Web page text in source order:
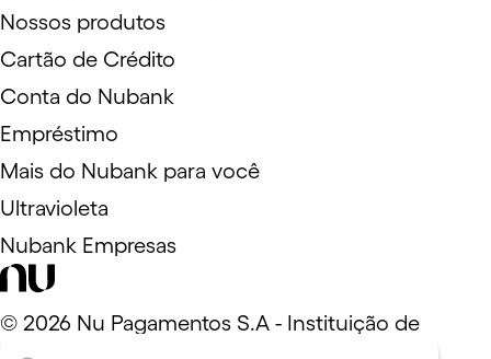
Nossos produtos
Cartão de Crédito
Conta do Nubank
Empréstimo
Mais do Nubank para você
Ultravioleta
Nubank Empresas
© 2026 Nu Pagamentos S.A - Instituição de